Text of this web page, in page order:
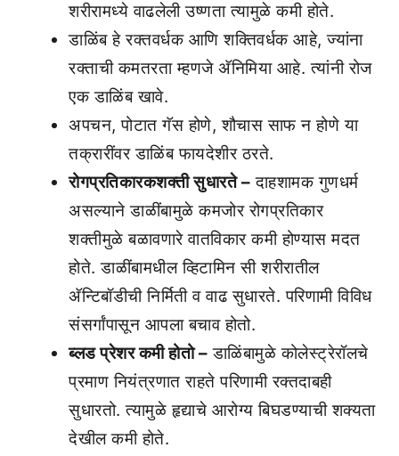
शरीरामध्ये वाढलेली उष्णता त्यामुळे कमी होते.
डाळिंब हे रक्तवर्धक आणि शक्तिवर्धक आहे, ज्यांना
रक्ताची कमतरता म्हणजे अ‍ॅनिमिया आहे. त्यांनी रोज
एक डाळिंब खावे.
अपचन, पोटात गॅस होणे, शौचास साफ न होणे या
तक्रारींवर डाळिंब फायदेशीर ठरते.
रोगप्रतिकारकशक्ती सुधारते – दाहशामक गुणधर्म
असल्याने डाळींबामुळे कमजोर रोगप्रतिकार
शक्तीमुळे बळावणारे वातविकार कमी होण्यास मदत
होते. डाळींबामधील व्हिटामिन सी शरीरातील
अ‍ॅन्टिबॉडीची निर्मिती व वाढ सुधारते. परिणामी विविध
संसर्गांपासून आपला बचाव होतो.
ब्लड प्रेशर कमी होतो – डाळिंबामुळे कोलेस्ट्रेरॉलचे
प्रमाण नियंत्रणात राहते परिणामी रक्तदाबही
सुधारतो. त्यामुळे हृद्याचे आरोग्य बिघडण्याची शक्यता
देखील कमी होते.